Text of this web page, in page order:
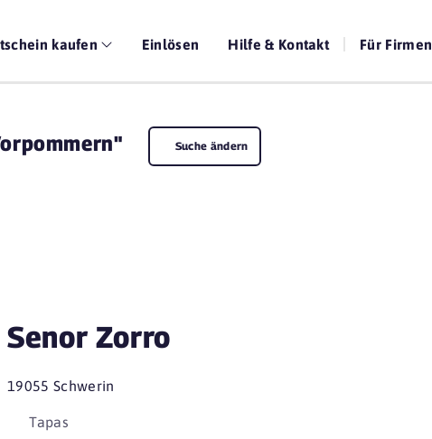
kaufen Einlösen Hilfe & Kontakt Für Firmen
Suche ändern
Senor Zorro
19055 Schwerin
Tapas